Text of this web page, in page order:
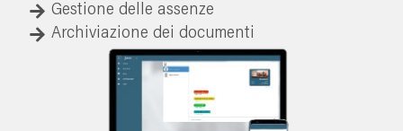
Gestione delle assenze
Archiviazione dei documenti